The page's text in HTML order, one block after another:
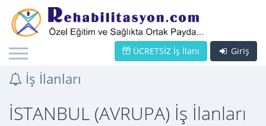
Giriş
ÜCRETSİZ İş İlanı
İş İlanları
İSTANBUL (AVRUPA) İş İlanları